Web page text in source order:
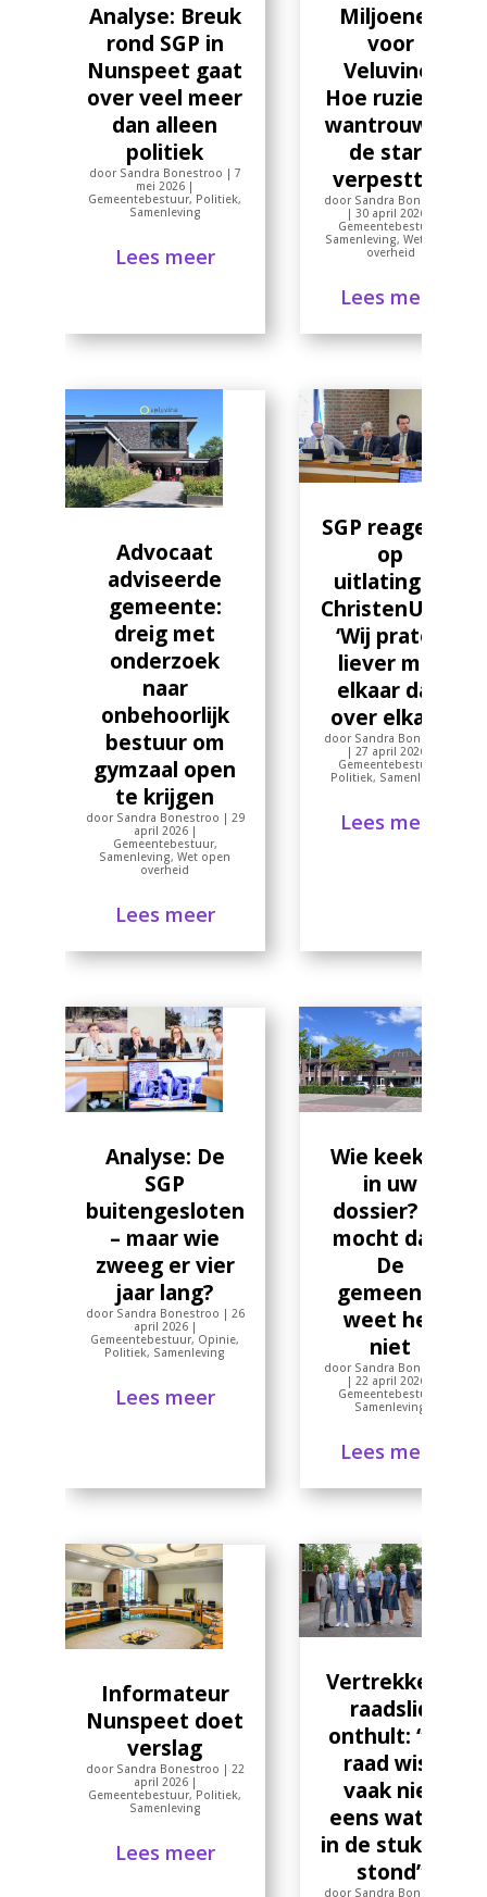
Analyse: Breuk
rond SGP in
Nunspeet gaat
over veel meer
dan alleen
politiek
door Sandra Bonestroo | 7
mei 2026 |
Gemeentebestuur, Politiek,
Samenleving
Lees meer
Miljoenen
voor
Veluvine:
Hoe ruzie en
wantrouwen
de start
verpestten
door Sandra Bonestroo
| 30 april 2026
Gemeentebestuur
Samenleving, Wet open
overheid
Lees meer
Advocaat
adviseerde
gemeente:
dreig met
onderzoek
naar
onbehoorlijk
bestuur om
gymzaal open
te krijgen
door Sandra Bonestroo | 29
april 2026|
Gemeentebestuur,
Samenleving,Wet open
overheid
Lees meer
SGP reageert
op
uitlatingen
ChristenUnie:
‘Wij praten
liever met
elkaar dan
over elkaar’
door Sandra Bonestroo
| 27 april 2026
Gemeentebestuur
Politiek, Samenleving
Lees meer
Analyse: De
SGP
buitengesloten
– maar wie
zweeg er vier
jaar lang?
door Sandra Bonestroo | 26
april 2026|
Gemeentebestuur, Opinie,
Politiek, Samenleving
Lees meer
Wie keek er
in uw
dossier? En
mocht dat?
De
gemeente
weet het
niet
door Sandra Bonestroo
| 22 april 2026
Gemeentebestuur
Samenleving
Lees meer
Informateur
Nunspeet doet
verslag
door Sandra Bonestroo | 22
april 2026|
Gemeentebestuur, Politiek,
Samenleving
Lees meer
Vertrekkend
raadslid
onthult: “De
raad wist
vaak niet
eens wat er
in de stukken
stond”
door Sandra Bonestroo